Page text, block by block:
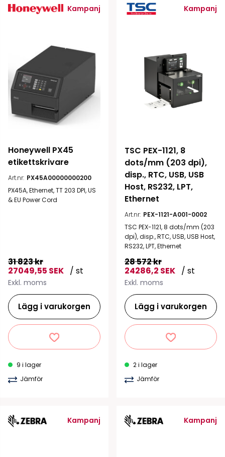
Kampanj
Honeywell PX45
etikettskrivare
Art.nr: PX45A00000000200
PX45A, Ethernet, TT 203 DPI, US
& EU Power Cord
31 823 kr
27049,55 SEK / st
Exkl. moms
Lägg i varukorgen
9 i lager
Jämför
Kampanj
TSC PEX-1121, 8
dots/mm (203 dpi),
disp., RTC, USB, USB
Host, RS232, LPT,
Ethernet
Art.nr: PEX-1121-A001-0002
TSC PEX-1121, 8 dots/mm (203
dpi), disp., RTC, USB, USB Host,
RS232, LPT, Ethernet
28 572 kr
24286,2 SEK / st
Exkl. moms
Lägg i varukorgen
2 i lager
Jämför
Kampanj Kampanj